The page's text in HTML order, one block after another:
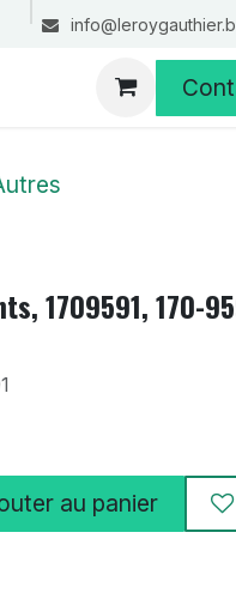
1709591, 170-
au panier